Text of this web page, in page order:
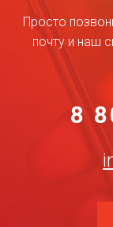
Просто
почту и наш
8